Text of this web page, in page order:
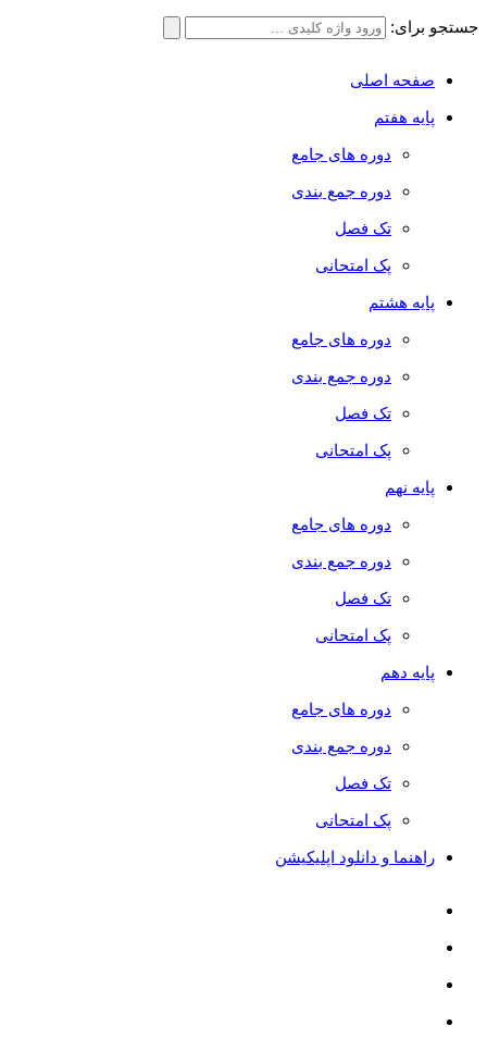
جستجو برای:
صفحه اصلی
پایه هفتم
دوره های جامع
دوره جمع بندی
تک فصل
پک امتحانی
پایه هشتم
دوره های جامع
دوره جمع بندی
تک فصل
پک امتحانی
پایه نهم
دوره های جامع
دوره جمع بندی
تک فصل
پک امتحانی
پایه دهم
دوره های جامع
دوره جمع بندی
تک فصل
پک امتحانی
راهنما و دانلود اپلیکیشن